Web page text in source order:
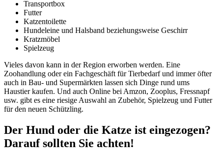
Transportbox
Futter
Katzentoilette
Hundeleine und Halsband beziehungsweise Geschirr
Kratzmöbel
Spielzeug
Vieles davon kann in der Region erworben werden. Eine
Zoohandlung oder ein Fachgeschäft für Tierbedarf und immer öfter
auch in Bau- und Supermärkten lassen sich Dinge rund ums
Haustier kaufen. Und auch Online bei Amzon, Zooplus, Fressnapf
usw. gibt es eine riesige Auswahl an Zubehör, Spielzeug und Futter
für den neuen Schützling.
Der Hund oder die Katze ist eingezogen?
Darauf sollten Sie achten!